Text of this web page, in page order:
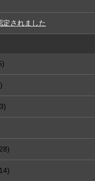
定されました